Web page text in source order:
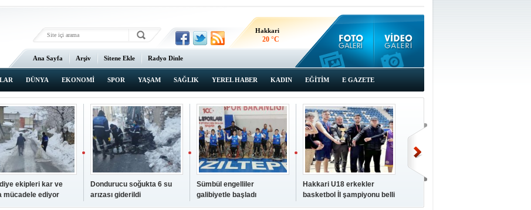
Hakkari
20 °C
Ana Sayfa Arşiv Sitene Ekle Radyo Dinle
DÜNYA EKONOMİ SPOR YAŞAM SAĞLIK YEREL HABER KADIN EĞİTİM E GAZETE
ekipleri kar ve
mücadele ediyor
Dondurucu soğukta 6 su
arızası giderildi
Sümbül engelliler
galibiyetle başladı
Hakkari U18 erkekler
basketbol İl şampiyonu belli
oldu
Toplantısı yapıldı